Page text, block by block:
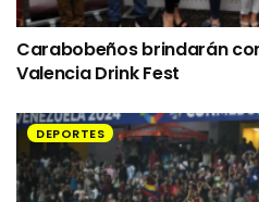
Carabobeños brindarán
Valencia Drink Fest
DEPORTES